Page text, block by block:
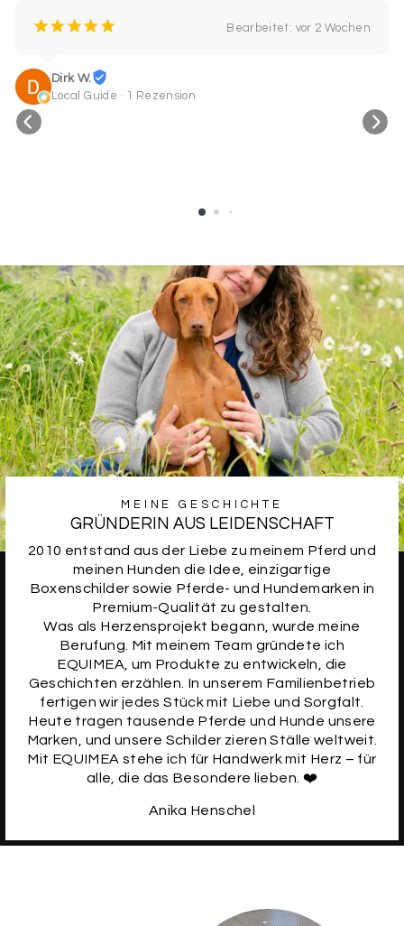
¡¡¡¡¡ Bearbeitet: vor 2 Wochen
Dirk W.
Local Guide · 1 Rezension
MEINE GESCHICHTE
GRÜNDERIN AUS LEIDENSCHAFT
2010 entstand aus der Liebe zu meinem Pferd und
meinen Hunden die Idee, einzigartige
Boxenschilder sowie Pferde- und Hundemarken in
Premium-Qualität zu gestalten.
Was als Herzensprojekt begann, wurde meine
Berufung. Mit meinem Team gründete ich
EQUIMEA, um Produkte zu entwickeln, die
Geschichten erzählen. In unserem Familienbetrieb
fertigen wir jedes Stück mit Liebe und Sorgfalt.
Heute tragen tausende Pferde und Hunde unsere
Marken, und unsere Schilder zieren Ställe weltweit.
Mit EQUIMEA stehe ich für Handwerk mit Herz – für
alle, die das Besondere lieben. ❤️
Anika Henschel